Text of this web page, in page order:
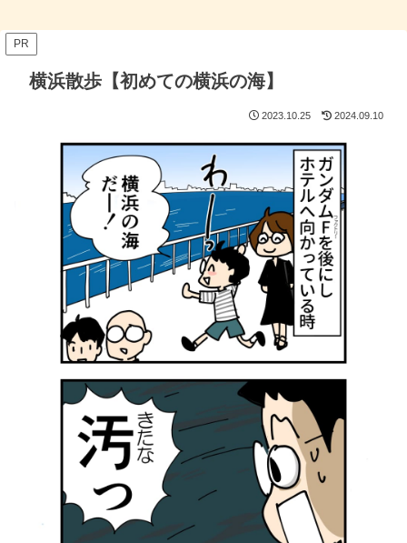
PR
横浜散歩【初めての横浜の海】
2023.10.25 2024.09.10